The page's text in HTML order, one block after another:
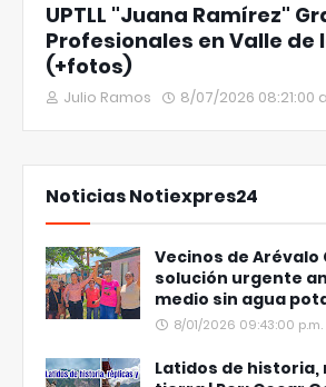
UPTLL "Juana Ramírez"
Profesionales en Valle de
(+fotos)
Julio Ramos 8/07/2026 08:21:00
Noticias Notiexpres24
Vecinos de Arévalo
solución urgente
medio sin agua
8/01/2026 09:43:00 p.m.
Latidos de historia,